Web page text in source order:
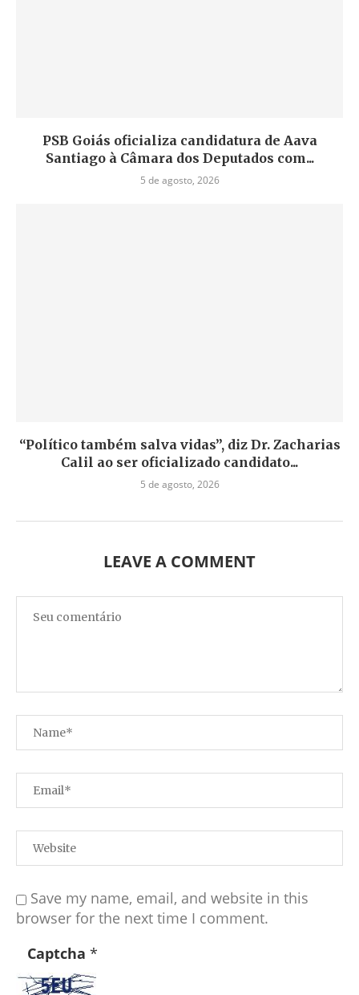
PSB Goiás oficializa candidatura de Aava
Santiago à Câmara dos Deputados com...
5 de agosto, 2026
“Político também salva vidas”, diz Dr. Zacharias
Calil ao ser oficializado candidato...
5 de agosto, 2026
LEAVE A COMMENT
Save my name, email, and website in this
browser for the next time I comment.
Captcha *